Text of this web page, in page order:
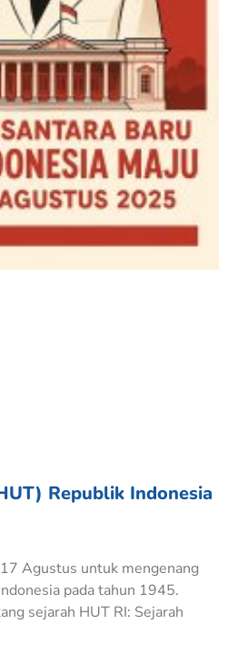
Republik Indonesia
Agustus untuk mengenang
pada tahun 1945.
sejarah HUT RI: Sejarah